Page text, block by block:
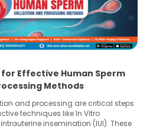
for Effective Human Sperm
Methods
and processing are critical steps
techniques like In Vitro
insemination (IUI). These